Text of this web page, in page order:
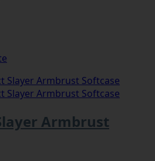
Armbrust